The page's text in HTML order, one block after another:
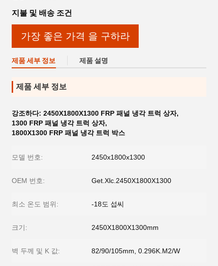
지불 및 배송 조건
가장 좋은 가격 을 구하라
제품 세부 정보 제품 설명
제품 세부 정보
강조하다: 2450X1800X1300 FRP 패널 냉각 트럭 상자,
1300 FRP 패널 냉각 트럭 상자,
1800X1300 FRP 패널 냉각 트럭 박스
모델 번호: 2450x1800x1300
OEM 번호: Get.Xlc.2450X1800X1300
최소 온도 범위: -18도 섭씨
크기: 2450X1800X1300mm
벽 두께 및 K 값: 82/90/105mm, 0.296K.M2/W